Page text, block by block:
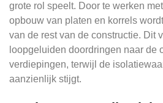
grote rol speelt. Door te werken
opbouw van platen en korrels
van de rest van de constructie. Dit
loopgeluiden doordringen naar de
verdiepingen, terwijl de
aanzienlijk stijgt.